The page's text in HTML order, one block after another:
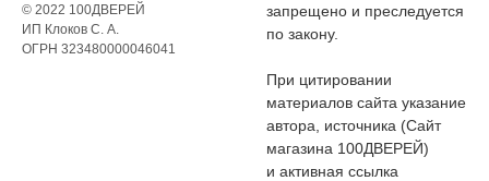
© 2022 100ДВЕРЕЙ
ИП Клоков С. А.
ОГРН 323480000046041
запрещено и преследуется
по закону.
При цитировании
материалов сайта указание
автора, источника (Сайт
магазина 100ДВЕРЕЙ)
и активная ссылка